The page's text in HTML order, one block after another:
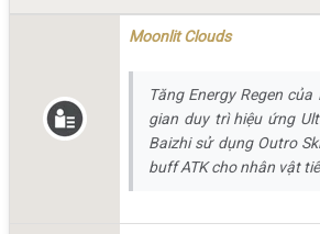
Moonlit Clouds
Tăng Energy Regen
gian duy trì hiệu ứng
Baizhi sử dụng Outro
buff ATK cho nhân vật